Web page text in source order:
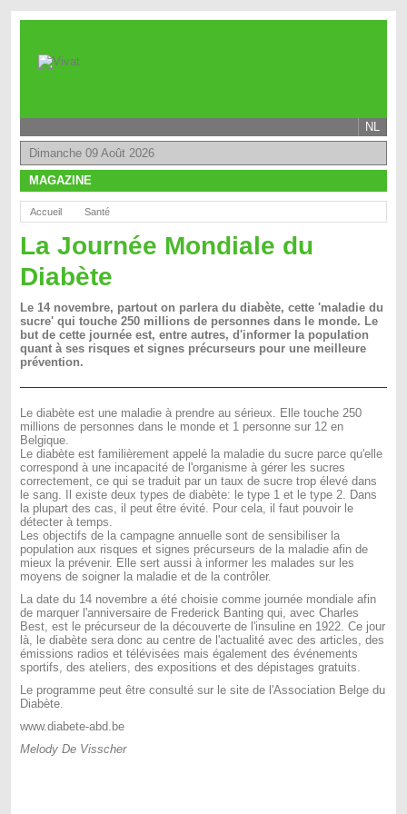
NL
Dimanche 09 Août 2026
MAGAZINE
Accueil Santé
La Journée Mondiale du
Diabète
Le 14 novembre, partout on parlera du diabète, cette 'maladie du
sucre' qui touche 250 millions de personnes dans le monde. Le
but de cette journée est, entre autres, d'informer la population
quant à ses risques et signes précurseurs pour une meilleure
prévention.
Le diabète est une maladie à prendre au sérieux. Elle touche 250
millions de personnes dans le monde et 1 personne sur 12 en
Belgique.
Le diabète est familièrement appelé la maladie du sucre parce qu'elle
correspond à une incapacité de l'organisme à gérer les sucres
correctement, ce qui se traduit par un taux de sucre trop élevé dans
le sang. Il existe deux types de diabète: le type 1 et le type 2. Dans
la plupart des cas, il peut être évité. Pour cela, il faut pouvoir le
détecter à temps.
Les objectifs de la campagne annuelle sont de sensibiliser la
population aux risques et signes précurseurs de la maladie afin de
mieux la prévenir. Elle sert aussi à informer les malades sur les
moyens de soigner la maladie et de la contrôler.
La date du 14 novembre a été choisie comme journée mondiale afin
de marquer l'anniversaire de Frederick Banting qui, avec Charles
Best, est le précurseur de la découverte de l'insuline en 1922. Ce jour
là, le diabète sera donc au centre de l'actualité avec des articles, des
émissions radios et télévisées mais également des événements
sportifs, des ateliers, des expositions et des dépistages gratuits.
Le programme peut être consulté sur le site de l'Association Belge du
Diabète.
www.diabete-abd.be
Melody De Visscher